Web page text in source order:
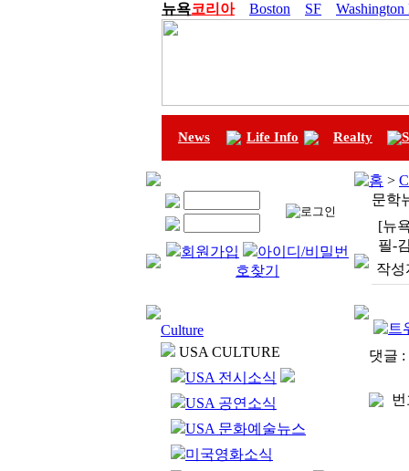
뉴욕코리아 Boston SF
News Life Info Realty
회원가입
아이디/비밀번
호찾기
Culture
USA CULTURE
USA 전시소식
USA 공연소식
USA 문화예술뉴스
미국영화소식
홈 >
문학
[뉴
필-
작성
댓글 :